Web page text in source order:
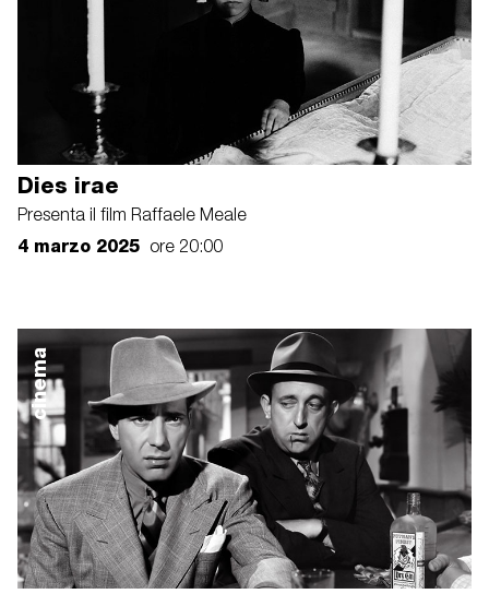
Dies irae
Presenta il film Raffaele Meale
4 marzo 2025 ore 20:00
cinema